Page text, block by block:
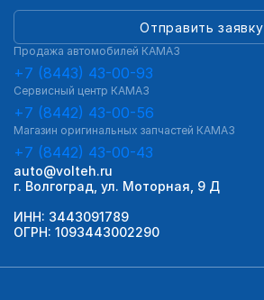
Отправить заявку
Продажа автомобилей КАМАЗ
+7 (8443) 43-00-93
Сервисный центр КАМАЗ
+7 (8442) 43-00-56
Магазин оригинальных запчастей КАМАЗ
+7 (8442) 43-00-43
auto@volteh.ru
г. Волгоград, ул. Моторная, 9 Д
ИНН: 3443091789
ОГРН: 1093443002290